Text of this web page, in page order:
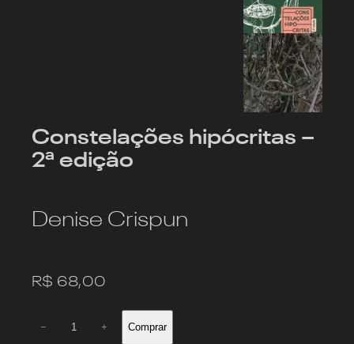
Constelações hipócritas –
2ª edição
Denise Crispun
R$ 68,00
− + Comprar